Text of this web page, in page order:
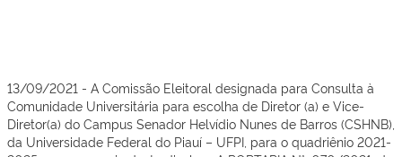
13/09/2021 - A Comissão Eleitoral designada para Consulta à
Comunidade Universitária para escolha de Diretor (a) e Vice-
Diretor(a) do Campus Senador Helvídio Nunes de Barros (CSHNB),
da Universidade Federal do Piauí – UFPI, para o quadriênio 2021-